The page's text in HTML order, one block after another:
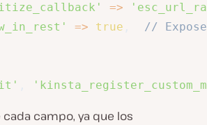
=>
=> true
//
cada campo, ya que los